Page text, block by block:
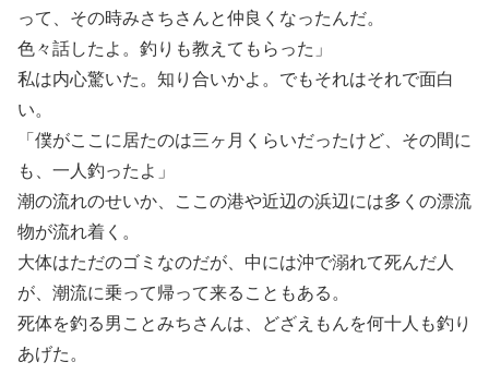
って、その時みさちさんと仲良くなったんだ。
色々話したよ。釣りも教えてもらった」
私は内心驚いた。知り合いかよ。でもそれはそれで面白
い。
「僕がここに居たのは三ヶ月くらいだったけど、その間に
も、一人釣ったよ」
潮の流れのせいか、ここの港や近辺の浜辺には多くの漂流
物が流れ着く。
大体はただのゴミなのだが、中には沖で溺れて死んだ人
が、潮流に乗って帰って来ることもある。
死体を釣る男ことみちさんは、どざえもんを何十人も釣り
あげた。